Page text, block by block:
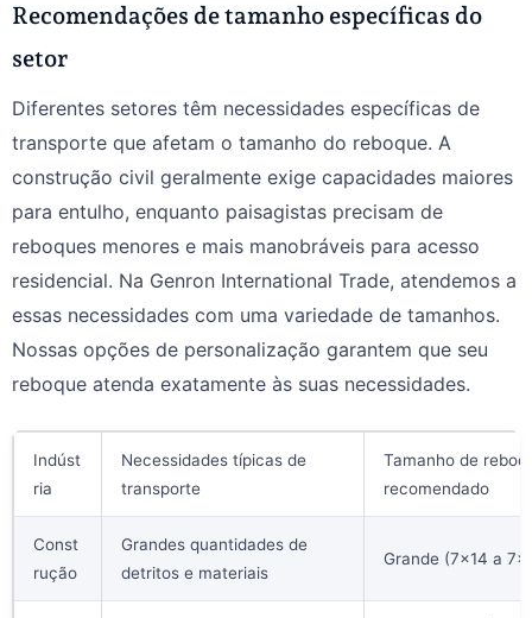
Recomendações de tamanho específicas do
setor
Diferentes setores têm necessidades específicas de
transporte que afetam o tamanho do reboque. A
construção civil geralmente exige capacidades maiores
para entulho, enquanto paisagistas precisam de
reboques menores e mais manobráveis para acesso
residencial. Na Genron International Trade, atendemos a
essas necessidades com uma variedade de tamanhos.
Nossas opções de personalização garantem que seu
reboque atenda exatamente às suas necessidades.
Indúst
ria
Necessidades típicas de
transporte
Tamanho de
recomendado
Const
rução
Grandes quantidades de
detritos e materiais
Grande (7×14 a